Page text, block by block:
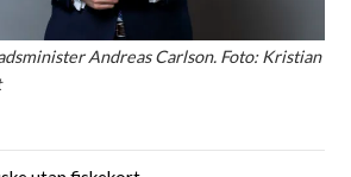
Andreas Carlson. Foto: Kristian